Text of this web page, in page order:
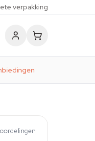
verpakking